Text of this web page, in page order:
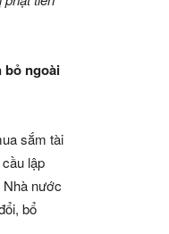
bỏ ngoài
sắm tài
lập
nước
bổ